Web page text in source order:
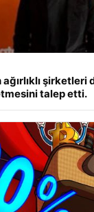
şirketleri
talep etti.